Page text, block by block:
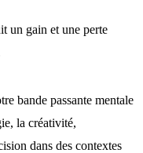
un gain et une perte
bande passante mentale
la créativité,
dans des contextes